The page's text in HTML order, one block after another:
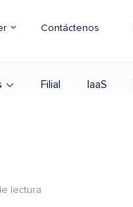
Contáctenos
Filial IaaS
lectura